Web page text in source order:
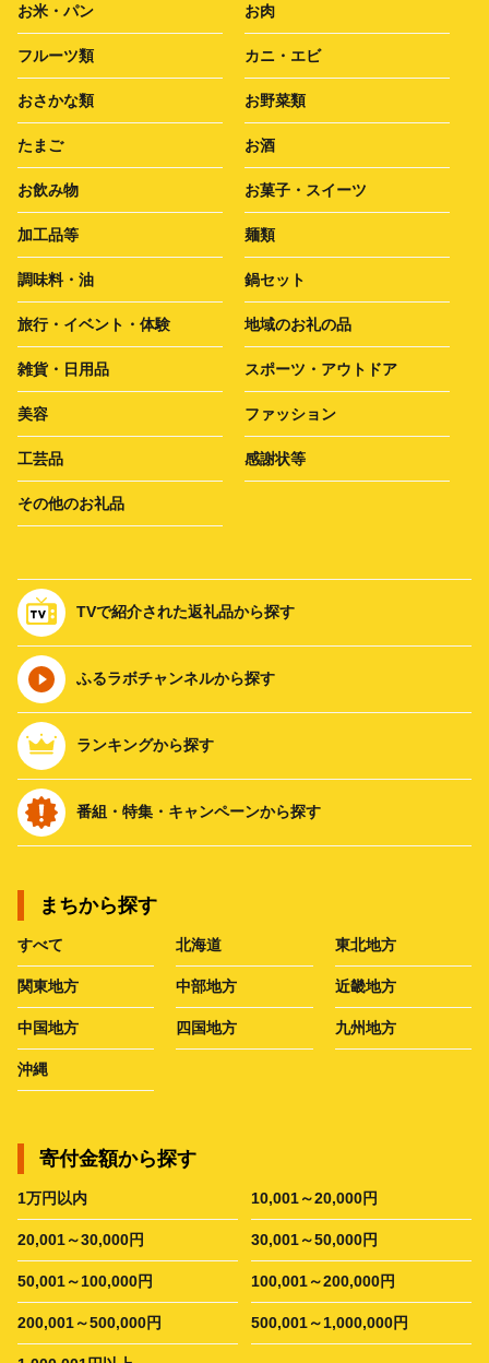
お米・パン お肉
フルーツ類 カニ・エビ
おさかな類 お野菜類
たまご お酒
お飲み物 お菓子・スイーツ
加工品等 麺類
調味料・油 鍋セット
旅行・イベント・体験 地域のお礼の品
雑貨・日用品 スポーツ・アウトドア
美容 ファッション
工芸品 感謝状等
その他のお礼品
TVで紹介された返礼品から探す
ふるラボチャンネルから探す
ランキングから探す
番組・特集・キャンペーンから探す
まちから探す
すべて 北海道 東北地方
関東地方 中部地方 近畿地方
中国地方 四国地方 九州地方
沖縄
寄付金額から探す
1万円以内 10,001～20,000円
20,001～30,000円 30,001～50,000円
50,001～100,000円 100,001～200,000円
200,001～500,000円 500,001～1,000,000円